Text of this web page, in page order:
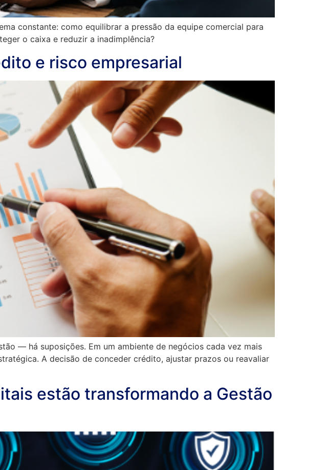
constante: como equilibrar a pressão da equipe comercial para
o caixa e reduzir a inadimplência?
e risco empresarial
— há suposições. Em um ambiente de negócios cada vez mais
A decisão de conceder crédito, ajustar prazos ou reavaliar
estão transformando a Gestão